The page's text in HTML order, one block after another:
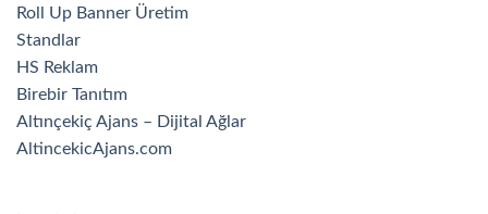
Roll Up Banner Üretim
Standlar
HS Reklam
Birebir Tanıtım
Altınçekiç Ajans – Dijital Ağlar
AltincekicAjans.com